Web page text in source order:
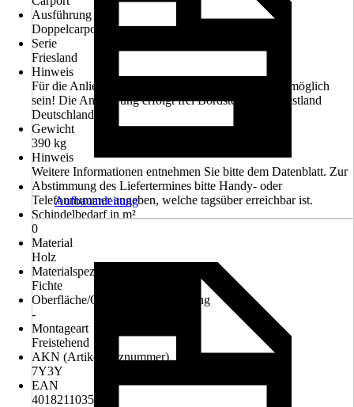
Ausführung
Doppelcarport
Serie
Friesland
Hinweis
Für die Anlieferung muss die Zufahrt für 40t-LKW möglich
sein! Die Anlieferung erfolgt frei Bordsteinkante (Festland
Deutschland).
Gewicht
390 kg
Hinweis
Weitere Informationen entnehmen Sie bitte dem Datenblatt. Zur
Abstimmung des Liefertermines bitte Handy- oder
Telefonnummer angeben, welche tagsüber erreichbar ist.
Schindelbedarf in m²
0
Material
Holz
Materialspezifizierung
Fichte
Oberfläche/Oberflächenbehandlung
-
Montageart
Freistehend
AKN (Artikelkurznummer)
7Y3Y
EAN
4018211035311
Aufbauanleitung